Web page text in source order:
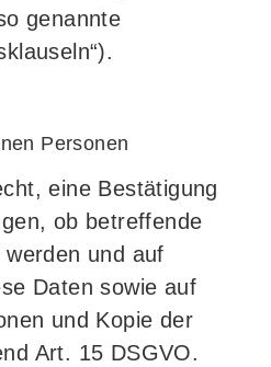
genannte
Personen
eine Bestätigung
ob betreffende
und auf
Daten sowie auf
und Kopie der
Art. 15 DSGVO.